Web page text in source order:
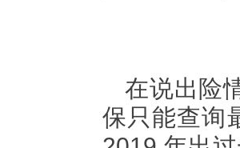
在说出险
保只能查询